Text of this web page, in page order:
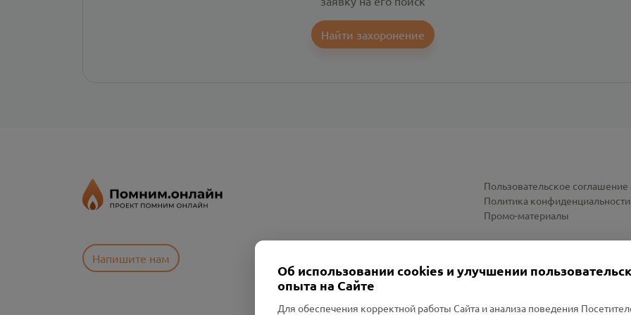
Найти захоронение
Напишите нам
Пользовательское соглашение
Политика конфиденциальности
Промо-материалы
Об использовании cookies и улучшении
опыта на Сайте
Для обеспечения корректной работы Сайта и анализа поведения